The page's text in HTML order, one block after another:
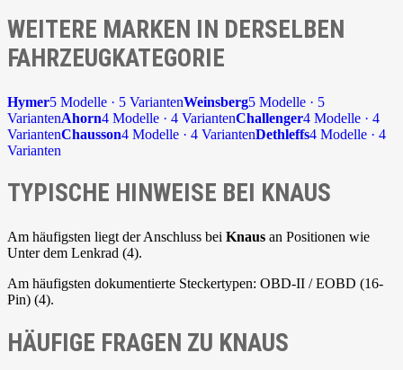
WEITERE MARKEN IN DERSELBEN
FAHRZEUGKATEGORIE
Hymer5 Modelle · 5 VariantenWeinsberg5 Modelle · 5
VariantenAhorn4 Modelle · 4 VariantenChallenger4 Modelle · 4
VariantenChausson4 Modelle · 4 VariantenDethleffs4 Modelle · 4
Varianten
TYPISCHE HINWEISE BEI KNAUS
Am häufigsten liegt der Anschluss bei Knaus an Positionen wie
Unter dem Lenkrad (4).
Am häufigsten dokumentierte Steckertypen: OBD-II / EOBD (16-
Pin) (4).
HÄUFIGE FRAGEN ZU KNAUS